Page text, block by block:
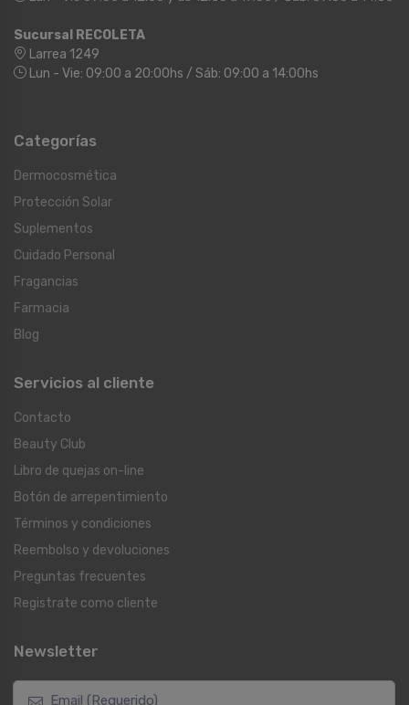
Sucursal RECOLETA
Larrea 1249
Lun - Vie: 09:00 a 20:00hs / Sáb: 09:00 a 14:00hs
Categorías
Dermocosmética
Protección Solar
Suplementos
Cuidado Personal
Fragancias
Farmacia
Blog
Servicios al cliente
Contacto
Beauty Club
Libro de quejas on-line
Botón de arrepentimiento
Términos y condiciones
Reembolso y devoluciones
Preguntas frecuentes
Registrate como cliente
Newsletter